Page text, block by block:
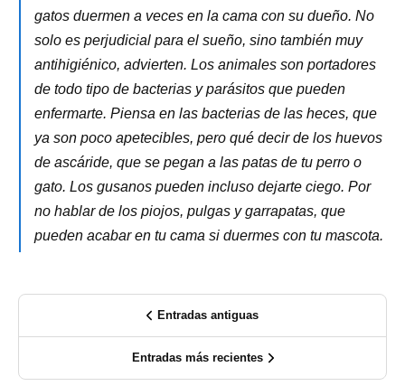
gatos duermen a veces en la cama con su dueño. No
solo es perjudicial para el sueño, sino también muy
antihigiénico, advierten. Los animales son portadores
de todo tipo de bacterias y parásitos que pueden
enfermarte. Piensa en las bacterias de las heces, que
ya son poco apetecibles, pero qué decir de los huevos
de ascáride, que se pegan a las patas de tu perro o
gato. Los gusanos pueden incluso dejarte ciego. Por
no hablar de los piojos, pulgas y garrapatas, que
pueden acabar en tu cama si duermes con tu mascota.
Entradas antiguas
Entradas más recientes